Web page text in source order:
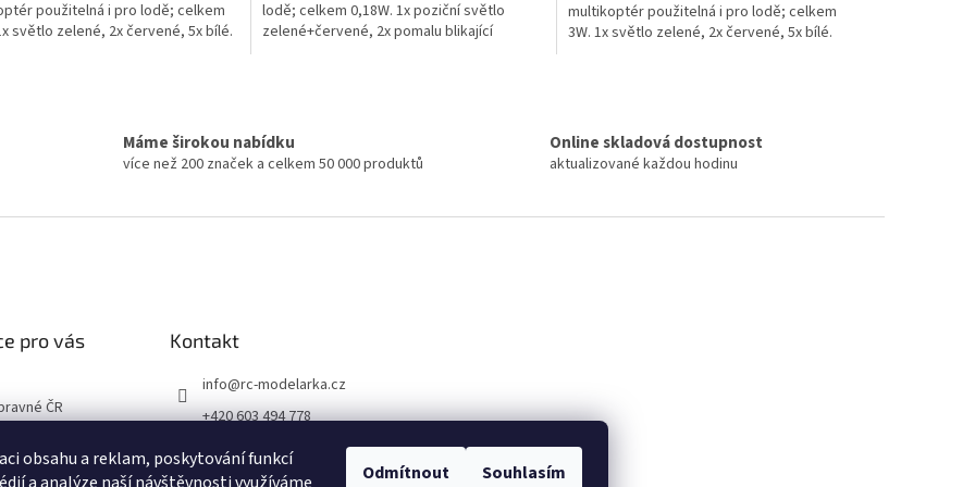
obsahu a reklam, poskytování funkcí
Odmítnout Souhlasím
použitelná i pro lodě; celkem
světlo zelené, 2x červené, 5x bílé.
lodě; celkem 0,18W. 1x poziční světlo
zelené+červené, 2x pomalu blikající
multikoptér použitelná i pro lodě; celkem
3W. 1x světlo zelené, 2x červené, 5x bílé.
d
i
Máme širokou nabídku
více než 200 značek a celkem 50 000 produktů
Online skladová dostupnost
aktualizované každou hodinu
pro vás
ČR
osobních
Kontakt
info@rc-modelarka.cz
+420 603 494 778
Modelářské potřeby
jino_hk